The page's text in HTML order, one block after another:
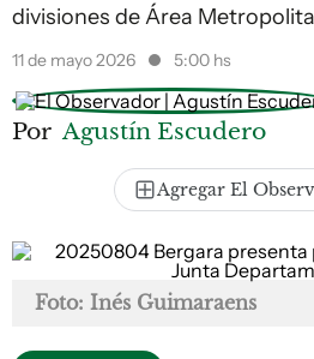
divisiones de Área
11 de mayo 2026 5:00 hs
Por Agustín Escudero
Agregar El
Foto: Inés Guimaraens